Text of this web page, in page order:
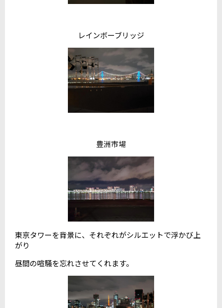
レインボーブリッジ
豊洲市場
東京タワーを背景に、それぞれがシルエットで浮かび上
がり
昼間の喧騒を忘れさせてくれます。